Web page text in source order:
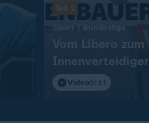
Teil 2
Sport | Bundesliga
Vom Libero
Innenverteidiger
Video5:11